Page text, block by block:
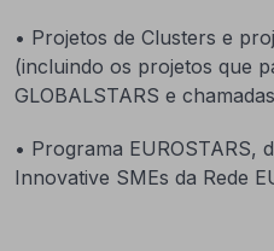
• Projetos de Clusters e
(incluindo os projetos que
GLOBALSTARS e
• Programa EUROSTARS,
Innovative SMEs da Rede